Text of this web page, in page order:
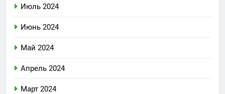
Июль 2024
Июнь 2024
Май 2024
Апрель 2024
Март 2024